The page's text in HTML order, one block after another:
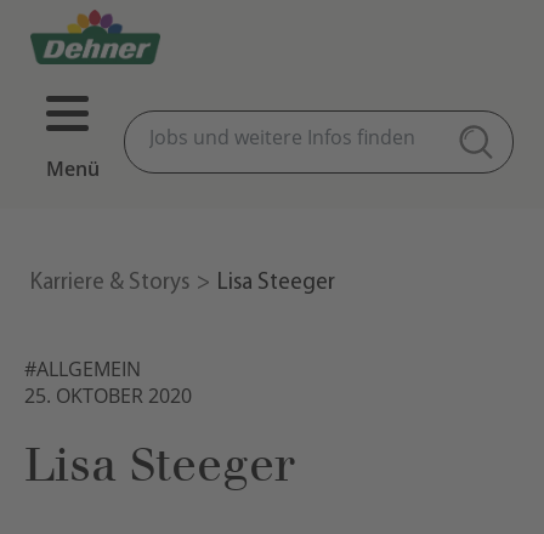
Menü
Karriere & Storys Lisa Steeger
#ALLGEMEIN
25. OKTOBER 2020
Lisa Steeger